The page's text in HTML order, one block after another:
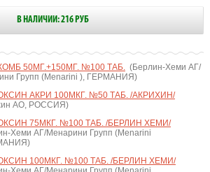
В НАЛИЧИИ: 216 РУБ
50МГ.+150МГ. №100 ТАБ.(Берлин-Хеми АГ/
Групп (Menarini ), ГЕРМАНИЯ)
АКРИ 100МКГ. №50 ТАБ. /АКРИХИН/
АО, РОССИЯ)
75МКГ. №100 ТАБ. /БЕРЛИН ХЕМИ/
Хеми АГ/Менарини Групп (Menarini
100МКГ. №100 ТАБ. /БЕРЛИН ХЕМИ/